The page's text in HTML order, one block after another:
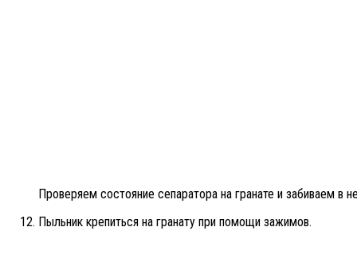
Проверяем состояние сепаратора на гранате и забиваем в
Пыльник крепиться на гранату при помощи зажимов.